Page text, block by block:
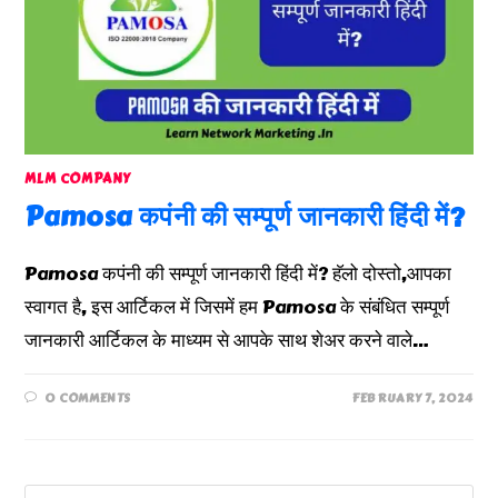
MLM COMPANY
Pamosa कपंनी की सम्पूर्ण जानकारी हिंदी में?
Pamosa कपंनी की सम्पूर्ण जानकारी हिंदी में? हॅलो दोस्तो,आपका
स्वागत है, इस आर्टिकल में जिसमें हम Pamosa के संबंधित सम्पूर्ण
जानकारी आर्टिकल के माध्यम से आपके साथ शेअर करने वाले…
0 COMMENTS FEBRUARY 7, 2024